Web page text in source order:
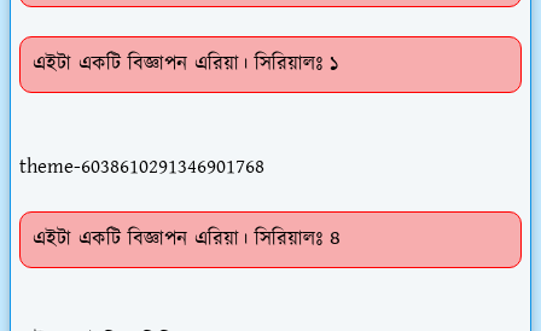
এইটা একটি বিজ্ঞাপন এরিয়া। সিরিয়ালঃ ১
theme-6038610291346901768
এইটা একটি বিজ্ঞাপন এরিয়া। সিরিয়ালঃ ৪